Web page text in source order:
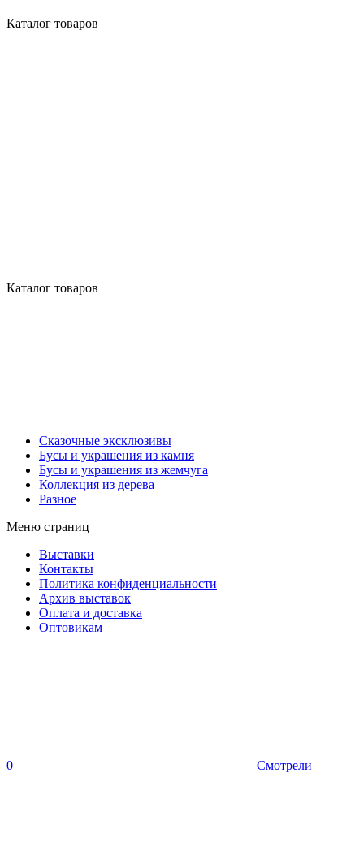
Каталог товаров
Каталог товаров
Сказочные эксклюзивы
Бусы и украшения из камня
Бусы и украшения из жемчуга
Коллекция из дерева
Разное
Меню страниц
Выставки
Контакты
Политика конфиденциальности
Архив выставок
Оплата и доставка
Оптовикам
0 Смотрели